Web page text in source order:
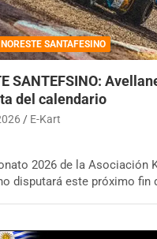
NORESTE SANTAFESINO
SANTEFSINO:
del calendario
E-Kart
2026 de la Asociación
disputará este próximo fin